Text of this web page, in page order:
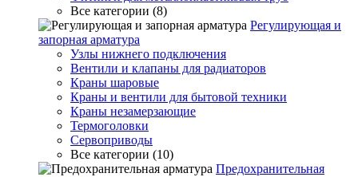
Все категории (8)
Регулирующая и
запорная арматура
Узлы нижнего подключения
Вентили и клапаны для радиаторов
Краны шаровые
Краны и вентили для бытовой техники
Краны незамерзающие
Термоголовки
Сервоприводы
Все категории (10)
Предохранительная